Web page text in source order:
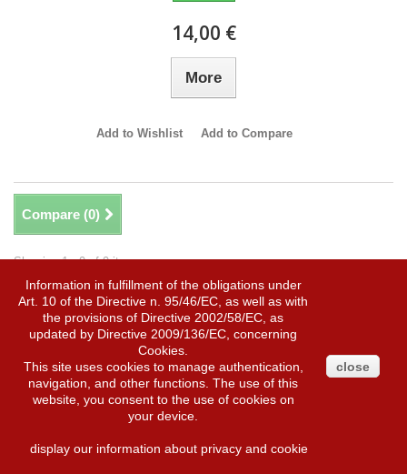
14,00 €
More
Add to Wishlist Add to Compare
Compare (0)
Showing 1 - 9 of 9 items
Information in fulfillment of the obligations under
Art. 10 of the Directive n. 95/46/EC, as well as with
the provisions of Directive 2002/58/EC, as
updated by Directive 2009/136/EC, concerning
Cookies.
This site uses cookies to manage authentication,
navigation, and other functions. The use of this
website, you consent to the use of cookies on
your device.
display our information about privacy and cookie
close